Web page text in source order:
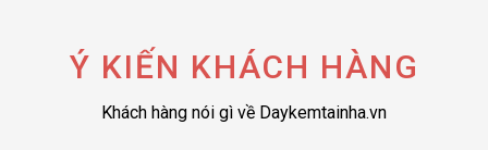
Ý KIẾN KHÁCH HÀNG
Khách hàng nói gì về Daykemtainha.vn